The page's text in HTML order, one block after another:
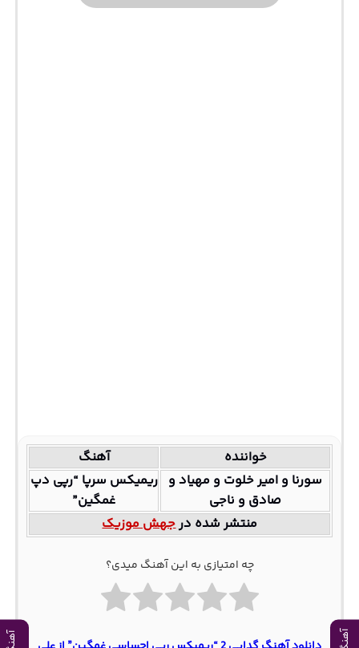
خواننده
آهنگ
سورنا و امیر خلوت و مهیاد و
صادق و ناجی
ریمیکس سرپا “رپی دپ
غمگین”
منتشر شده درجهش موزیک
چه امتیازی به این آهنگ میدی؟